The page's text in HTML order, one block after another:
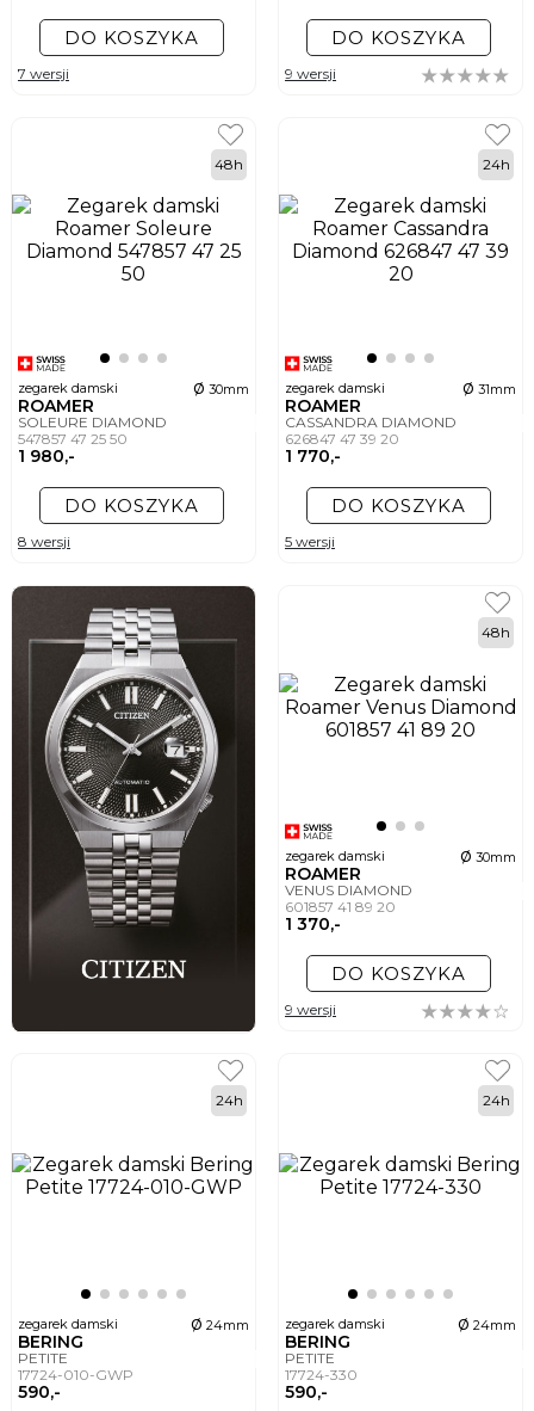
DO KOSZYKA
7 wersji
DO KOSZYKA
9 wersji
zegarek damski ø 30mm
ROAMER
SOLEURE DIAMOND
547857 47 25 50
1 980,-
48h
DO KOSZYKA
8 wersji
zegarek damski ø 31mm
ROAMER
CASSANDRA DIAMOND
626847 47 39 20
1 770,-
24h
DO KOSZYKA
5 wersji
zegarek damski ø 30mm
ROAMER
VENUS DIAMOND
601857 41 89 20
1 370,-
48h
DO KOSZYKA
9 wersji
zegarek damski ø 24mm
BERING
PETITE
17724-010-GWP
590,-
24h
zegarek damski ø 24mm
BERING
PETITE
17724-330
590,-
24h